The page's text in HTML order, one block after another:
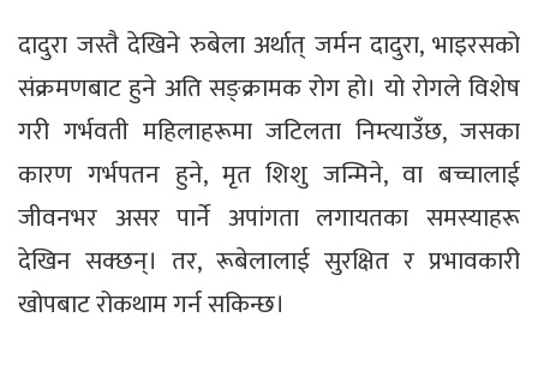
दादुरा जस्तै देखिने रुबेला अर्थात् जर्मन दादुरा, भाइरसको
संक्रमणबाट हुने अति सङ्क्रामक रोग हो। यो रोगले विशेष
गरी गर्भवती महिलाहरूमा जटिलता निम्त्याउँछ, जसका
कारण गर्भपतन हुने, मृत शिशु जन्मिने, वा बच्चालाई
जीवनभर असर पार्ने अपांगता लगायतका समस्याहरू
देखिन सक्छन्। तर, रूबेलालाई सुरक्षित र प्रभावकारी
खोपबाट रोकथाम गर्न सकिन्छ।